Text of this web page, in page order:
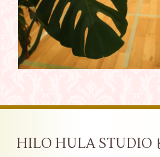
HILO HULA STUDIO